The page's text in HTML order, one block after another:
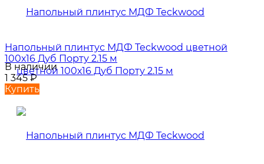
Напольный плинтус МДФ Teckwood цветной
100х16 Дуб Порту 2.15 м
В наличии
1 345₽
Купить